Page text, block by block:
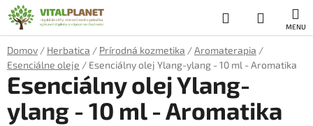
Prejsť
na
obsah
Hľadať
KOŠÍK
Domov / Herbatica / Prírodná kozmetika /Aromaterapia /
Esenciálne oleje / Esenciálny olej Ylang-ylang - 10 ml - Aromatika
Esenciálny olej Ylang-
ylang - 10 ml - Aromatika